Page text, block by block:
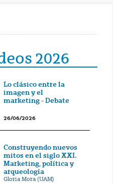
2026
Lo clásico entre la
imagen y el
marketing - Debate
26/06/2026
Construyendo nuevos
mitos en el siglo XXI.
Marketing, política y
arqueología
Gloria Mora (UAM)